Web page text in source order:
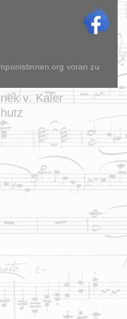
voran zu
v. Kaler